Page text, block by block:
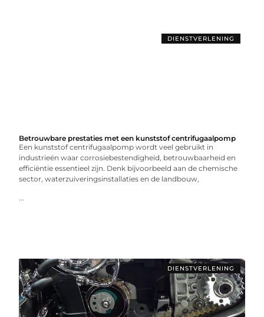
DIENSTVERLENING
Betrouwbare prestaties met een kunststof centrifugaalpomp
Een kunststof centrifugaalpomp wordt veel gebruikt in
industrieën waar corrosiebestendigheid, betrouwbaarheid en
efficiëntie essentieel zijn. Denk bijvoorbeeld aan de chemische
sector, waterzuiveringsinstallaties en de landbouw,
...
DIENSTVERLENING